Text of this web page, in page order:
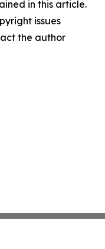
in this article.
issues
the author